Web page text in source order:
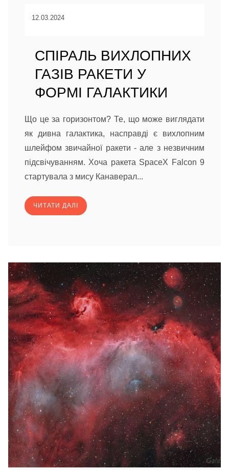
12.03.2024
СПІРАЛЬ ВИХЛОПНИХ
ГАЗІВ РАКЕТИ У
ФОРМІ ГАЛАКТИКИ
Що це за горизонтом? Те, що може виглядати
як дивна галактика, насправді є вихлопним
шлейфом звичайної ракети - але з незвичним
підсвічуванням. Хоча ракета SpaceX Falcon 9
стартувала з мису Канаверал...
ЧИТАТИ ДАЛІ